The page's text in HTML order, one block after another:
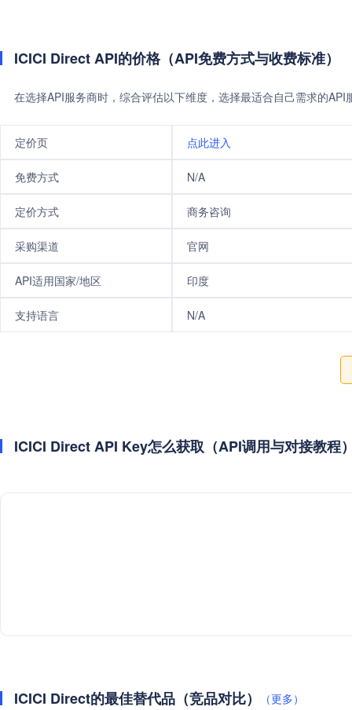
ICICI Direct API的价格（API免费方式与收费标准）
在选择API服务商时，综合评估以下维度，选择最适合自己需求的
定价页 点此进入
免费方式 N/A
定价方式 商务咨询
采购渠道 官网
API适用国家/地区 印度
支持语言 N/A
ICICI Direct API Key怎么获取（API调用与对接教程
ICICI Direct的最佳替代品（竞品对比） （更多）